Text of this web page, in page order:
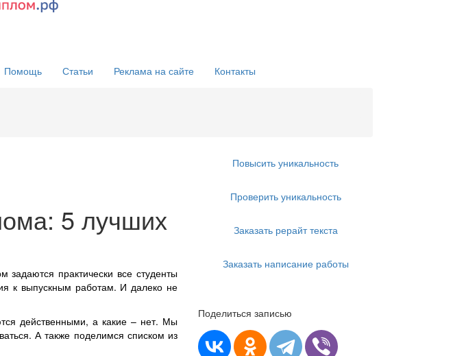
Помощь Статьи Реклама на сайте Контакты
5 лучших
практически все студенты
к выпускным работам. И далеко не
действенными, а какие – нет. Мы
А также поделимся списком из
Повысить уникальность
Проверить уникальность
Заказать рерайт текста
Заказать написание работы
Поделиться записью